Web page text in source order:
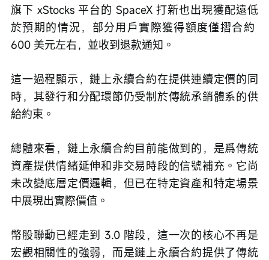
旗下 xStocks 平台的 SpaceX 打新也出現獲配遠低
於預期的情況，部分用戶實際獲得額度僅摺合約
600 美元左右，並收到退款通知。
這一過程顯示，鏈上永續合約在提供連續定價的同
時，其發行和分配環節仍受制於傳統承銷體系的供
給約束。
總體來看，鏈上永續合約目前能做到的，是爲傳統
資產提供情緒延伸和非交易時段的信號補充。它尚
未改變底層定價邏輯，但已在特定資產和特定場景
中展現出實際價值。
幣股聯動已經走到 3.0 階段， 這一次的核心不再是
宏觀相關性的強弱，而是鏈上永續合約提供了傳統